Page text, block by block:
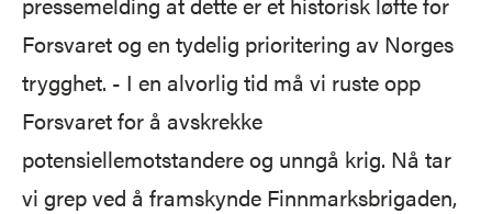
Forsvaret og en tydelig prioritering av Norges
trygghet. - I en alvorlig tid må vi ruste opp
Forsvaret for å avskrekke
potensiellemotstandere og unngå krig. Nå tar
vi grep ved å framskynde Finnmarksbrigaden,